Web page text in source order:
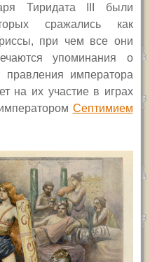
Тиридата
были
сражались как
при чем все они
упоминания о
императора
на их участие в играх
Септимием